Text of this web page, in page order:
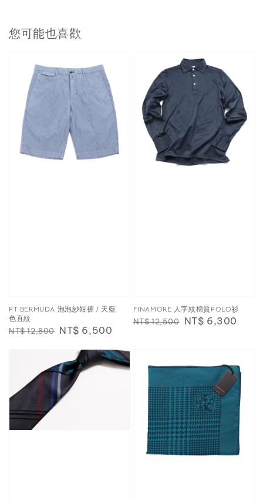
您可能也喜歡
PT BERMUDA 泡泡紗短褲 / 天藍
色直紋
Regular
NT$ 12,800 Sale
NT$ 6,500
FINAMORE 人字紋棉質POLO衫
Regular
NT$ 12,500 Sale
NT$ 6,300